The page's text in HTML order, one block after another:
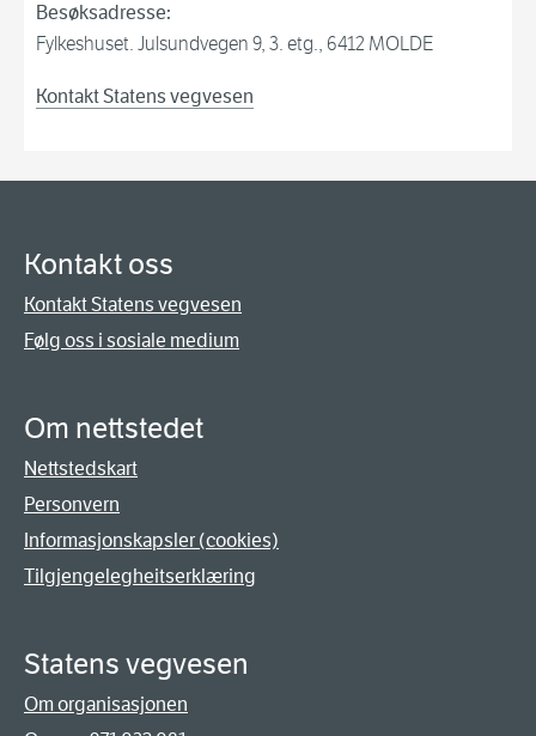
Besøksadresse:
Fylkeshuset. Julsundvegen 9, 3. etg., 6412 MOLDE
Kontakt Statens vegvesen
Kontakt oss
Kontakt Statens vegvesen
Følg oss i sosiale medium
Om nettstedet
Nettstedskart
Personvern
Informasjonskapsler (cookies)
Tilgjengelegheitserklæring
Statens vegvesen
Om organisasjonen